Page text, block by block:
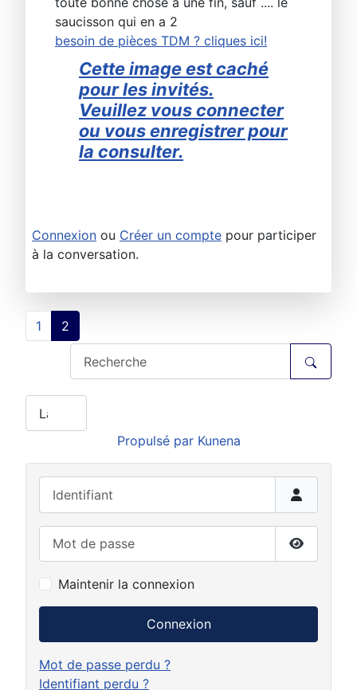
saucisson qui en a 2
besoin de pièces TDM ? cliques ici!
Cette image est caché
pour les invités.
Veuillez vous connecter
ou vous enregistrer pour
la consulter.
Connexion ou Créer un compte pour participer
à la conversation.
1 2
Propulsé par Kunena
Afficher
Maintenir la connexion
Connexion
Mot de passe perdu ?
Identifiant perdu ?